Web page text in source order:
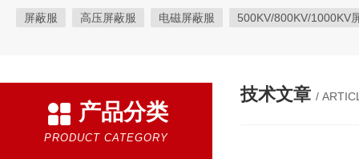
屏蔽服 高压屏蔽服 电磁屏蔽服 500KV/800KV/1000KV
绝缘枝剪 绝缘夹钳 蚕丝绳 登高板 绝缘操作杆
智能电力安全工器具柜 高压短路接地线
产品分类
PRODUCT CATEGORY
技术文章 /